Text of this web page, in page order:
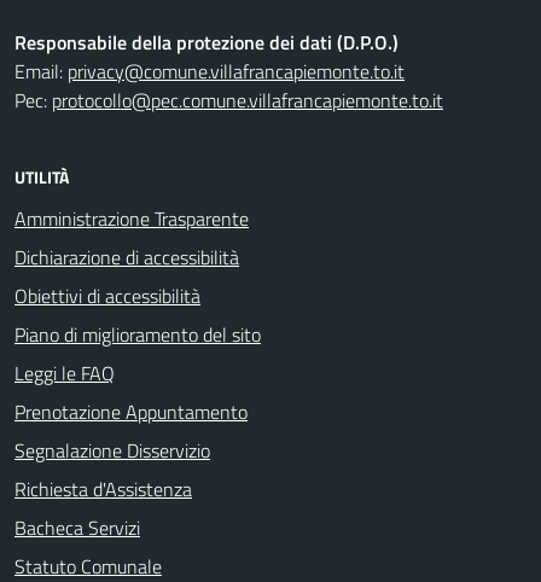
Responsabile della protezione dei dati (D.P.O.)
Email: privacy@comune.villafrancapiemonte.to.it
Pec: protocollo@pec.comune.villafrancapiemonte.to.it
UTILITÀ
Amministrazione Trasparente
Dichiarazione di accessibilità
Obiettivi di accessibilità
Piano di miglioramento del sito
Leggi le FAQ
Prenotazione Appuntamento
Segnalazione Disservizio
Richiesta d'Assistenza
Bacheca Servizi
Statuto Comunale